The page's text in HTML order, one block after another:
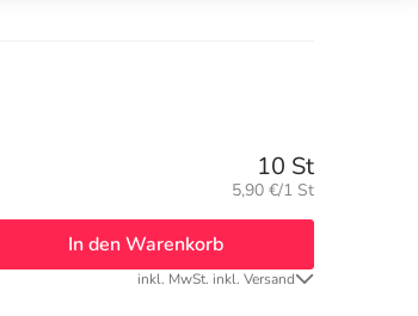
10 St
Grundpreis:
5,90 €/1 St
In den Warenkorb
inkl. MwSt. inkl. Versand